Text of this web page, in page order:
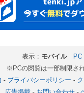
表示： モバイル｜ PC
※PCの閲覧は一部制限さ
- プライバシーポリシー -